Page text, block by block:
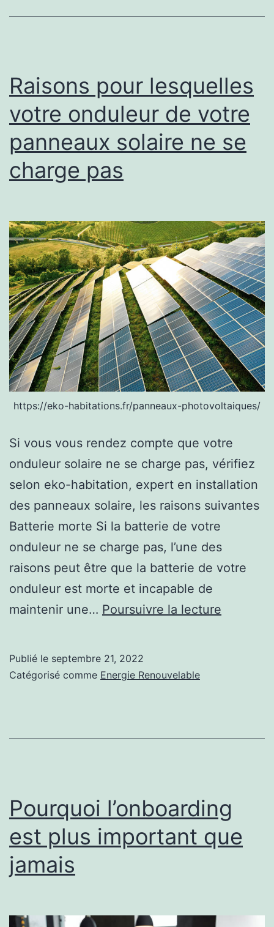
logo
par
un
professionnel
Raisons pour lesquelles
votre onduleur de votre
panneaux solaire ne se
charge pas
https://eko-habitations.fr/panneaux-photovoltaiques/
Si vous vous rendez compte que votre
onduleur solaire ne se charge pas, vérifiez
selon eko-habitation, expert en installation
des panneaux solaire, les raisons suivantes
Batterie morte Si la batterie de votre
onduleur ne se charge pas, l’une des
raisons peut être que la batterie de votre
onduleur est morte et incapable de
maintenir une… Poursuivre la lecture
se
charge
Publié le septembre 21, 2022
Catégorisé comme Energie Renouvelable
Pourquoi l’onboarding
est plus important que
jamais